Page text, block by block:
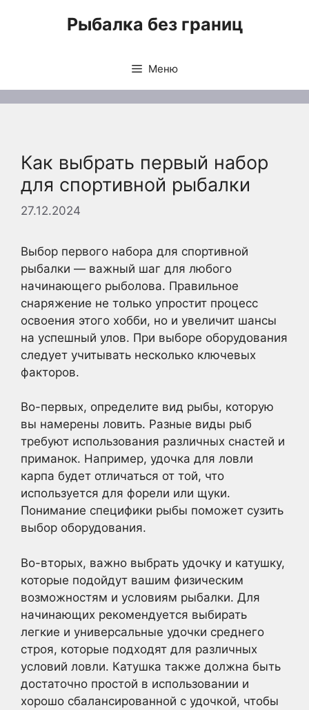
Рыбалка без границ
Меню
Как выбрать первый набор
для спортивной рыбалки
27.12.2024
Выбор первого набора для спортивной
рыбалки — важный шаг для любого
начинающего рыболова. Правильное
снаряжение не только упростит процесс
освоения этого хобби, но и увеличит шансы
на успешный улов. При выборе оборудования
следует учитывать несколько ключевых
факторов.
Во-первых, определите вид рыбы, которую
вы намерены ловить. Разные виды рыб
требуют использования различных снастей и
приманок. Например, удочка для ловли
карпа будет отличаться от той, что
используется для форели или щуки.
Понимание специфики рыбы поможет сузить
выбор оборудования.
Во-вторых, важно выбрать удочку и катушку,
которые подойдут вашим физическим
возможностям и условиям рыбалки. Для
начинающих рекомендуется выбирать
легкие и универсальные удочки среднего
строя, которые подходят для различных
условий ловли. Катушка также должна быть
достаточно простой в использовании и
хорошо сбалансированной с удочкой, чтобы